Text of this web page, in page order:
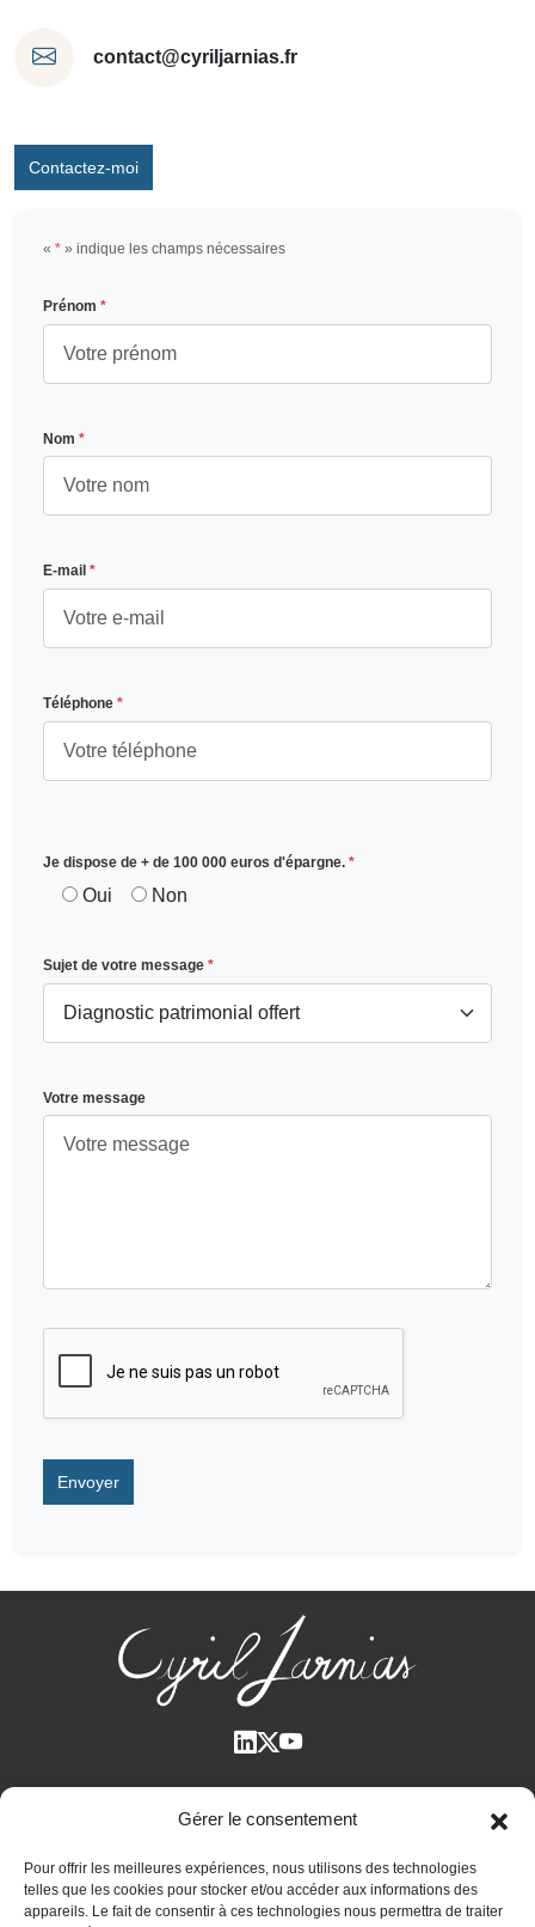
Gérer le consentement
Pour offrir les meilleures expériences, nous utilisons des technologies
telles que les cookies pour stocker et/ou accéder aux informations des
appareils. Le fait de consentir à ces technologies nous permettra de traiter
contact@cyriljarnias.fr
Contactez-moi
« * » indique les champs nécessaires
Prénom *
Nom *
E-mail *
Téléphone *
Je dispose de + de 100 000 euros d'épargne. *
Oui Non
Sujet de votre message *
Votre message
Plan des articles
Cyril Jarnias dans la Presse